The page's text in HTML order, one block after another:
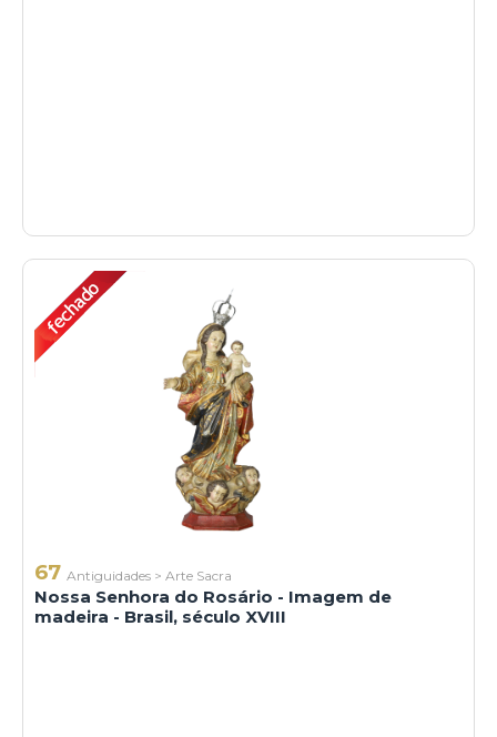
67 Antiguidades > Arte Sacra
Nossa Senhora do Rosário - Imagem de
madeira - Brasil, século XVIII